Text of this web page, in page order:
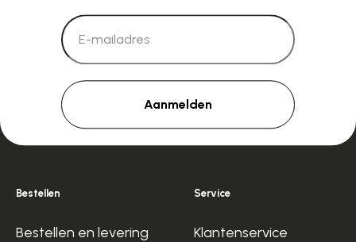
Aanmelden
Bestellen
Bestellen en levering
Service
Klantenservice